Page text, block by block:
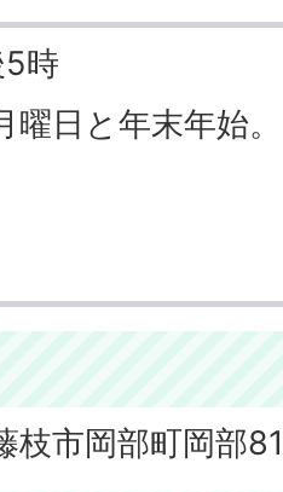
時
曜日と年末年始
枝市岡部町岡部